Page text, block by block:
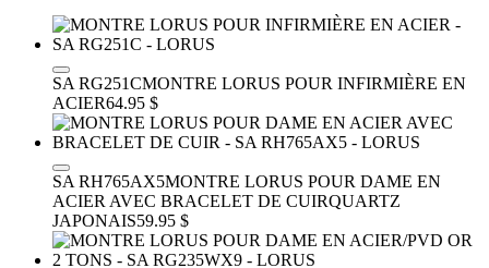
SA RG251CMONTRE LORUS POUR INFIRMIÈRE EN
ACIER64.95 $
SA RH765AX5MONTRE LORUS POUR DAME EN
ACIER AVEC BRACELET DE CUIRQUARTZ
JAPONAIS59.95 $